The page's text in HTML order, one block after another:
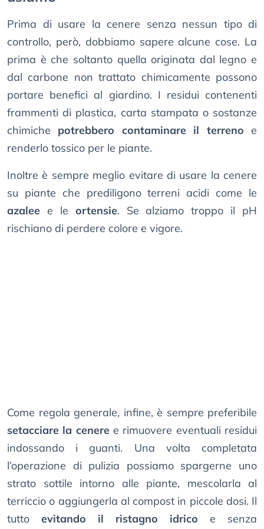
Prima di usare la cenere senza nessun tipo di
controllo, però, dobbiamo sapere alcune cose. La
prima è che soltanto quella originata dal legno e
dal carbone non trattato chimicamente possono
portare benefici al giardino. I residui contenenti
frammenti di plastica, carta stampata o sostanze
chimiche potrebbero contaminare il terreno e
renderlo tossico per le piante.
Inoltre è sempre meglio evitare di usare la cenere
su piante che prediligono terreni acidi come le
azalee e le ortensie. Se alziamo troppo il pH
rischiano di perdere colore e vigore.
Come regola generale, infine, è sempre preferibile
setacciare la ceneree rimuovere eventuali residui
indossando i guanti. Una volta completata
l’operazione di pulizia possiamo spargerne uno
strato sottile intorno alle piante, mescolarla al
terriccio o aggiungerla al compost in piccole dosi. Il
tutto evitando il ristagno idrico e senza